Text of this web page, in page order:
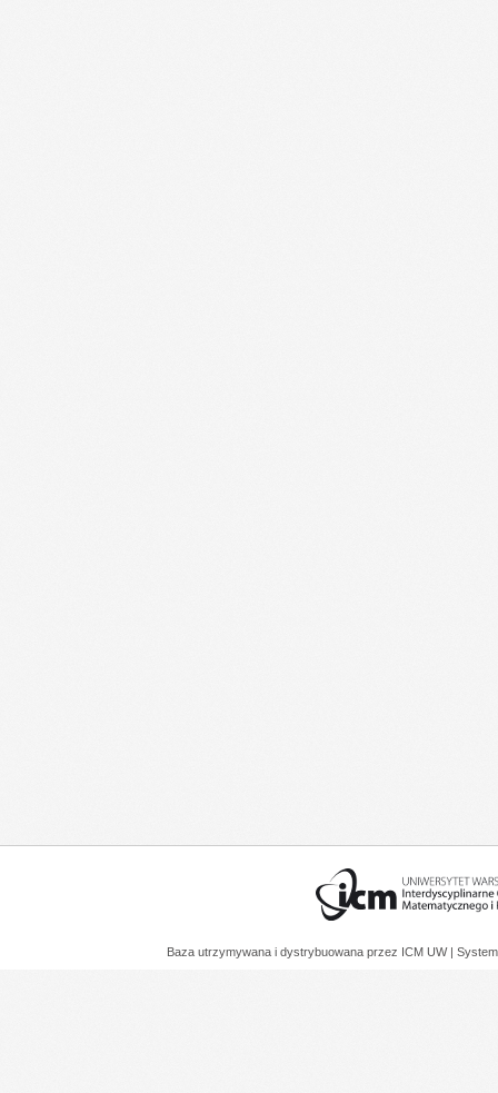
Baza utrzymywana i dystrybuowana przez ICM UW |